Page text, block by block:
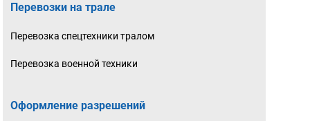
Перевозки на трале
Перевозка спецтехники тралом
Перевозка военной техники
Оформление разрешений